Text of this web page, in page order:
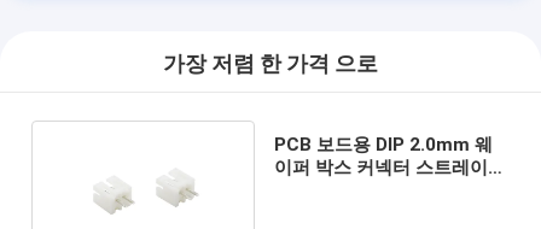
가장 저렴 한 가격 으로
PCB 보드용 DIP 2.0mm 웨
이퍼 박스 커넥터 스트레이트